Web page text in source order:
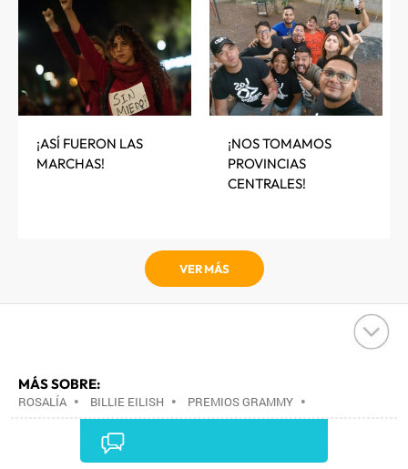
¡ASÍ FUERON LAS
MARCHAS!
¡NOS TOMAMOS
PROVINCIAS
CENTRALES!
VER MÁS
MÁS SOBRE:
ROSALÍA • BILLIE EILISH • PREMIOS GRAMMY •
PREMIOS MÚSICA•EVENTOS MUSICALES•
AGENDA CULTURAL